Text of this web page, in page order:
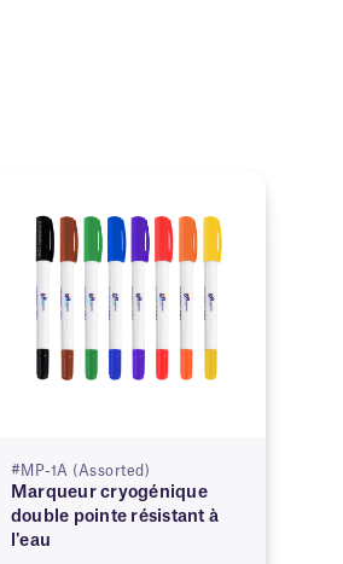
#MP-1A (Assorted)
Marqueur cryogénique
double pointe résistant à
l'eau